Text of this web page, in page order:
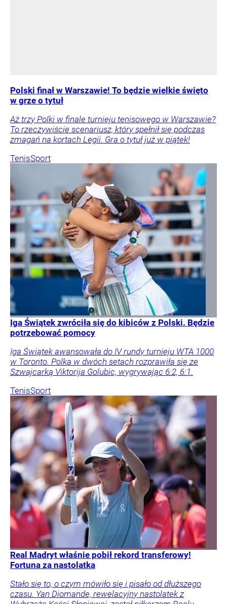
Polski finał w Warszawie! To będzie wielkie święto
w grze o tytuł
Aż trzy Polki w finale turnieju tenisowego w Warszawie?
To rzeczywiście scenariusz, który spełnił się podczas
zmagań na kortach Legii. Gra o tytuł już w piątek!
TenisSport
Iga Świątek zwróciła się do kibiców z Polski. Będzie
potrzebować pomocy
Iga Świątek awansowała do IV rundy turnieju WTA 1000
w Toronto. Polka w dwóch setach rozprawiła się ze
Szwajcarką Viktorija Golubic, wygrywając 6:2, 6:1.
TenisSport
Real Madryt właśnie pobił rekord transferowy!
Fortuna za nastolatka
Stało się to, o czym mówiło się i pisało od dłuższego
czasu. Yan Diomande, rewelacyjny nastolatek z